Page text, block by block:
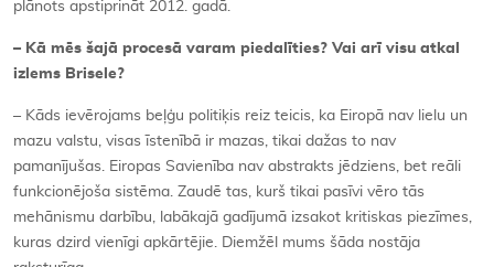
plānots apstiprināt 2012. gadā.
– Kā mēs šajā procesā varam piedalīties? Vai arī visu atkal
izlems Brisele?
– Kāds ievērojams beļģu politiķis reiz teicis, ka Eiropā nav lielu un
mazu valstu, visas īstenībā ir mazas, tikai dažas to nav
pamanījušas. Eiropas Savienība nav abstrakts jēdziens, bet reāli
funkcionējoša sistēma. Zaudē tas, kurš tikai pasīvi vēro tās
mehānismu darbību, labākajā gadījumā izsakot kritiskas piezīmes,
kuras dzird vienīgi apkārtējie. Diemžēl mums šāda nostāja